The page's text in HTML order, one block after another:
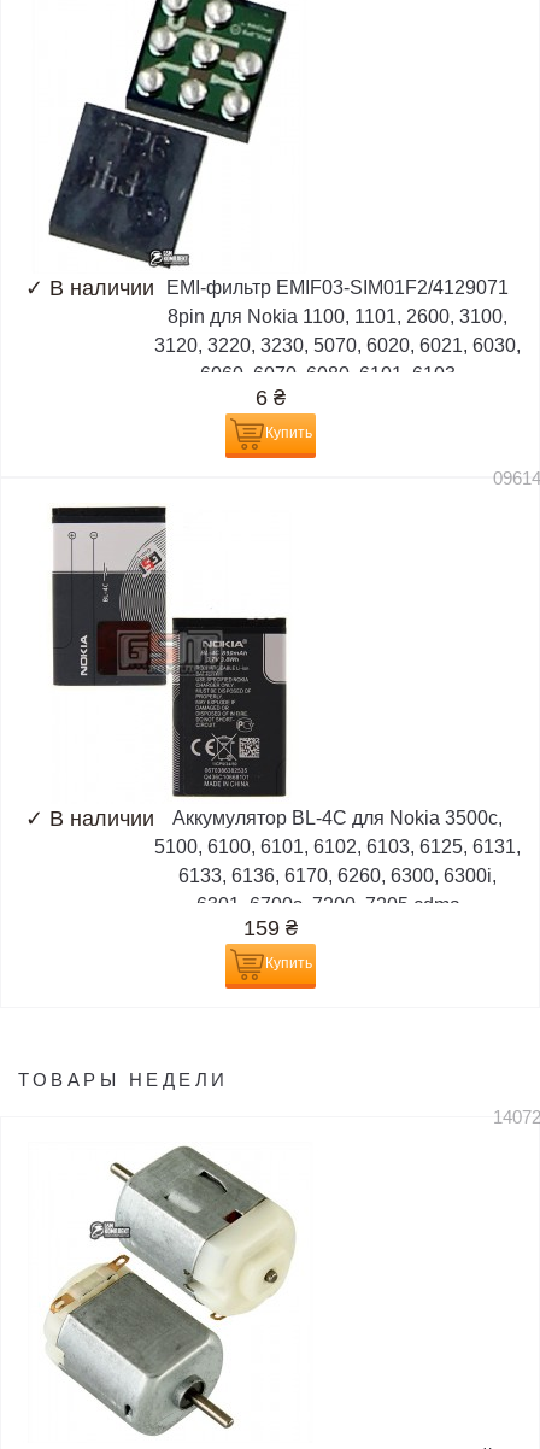
✓ В наличии
EMI-фильтр EMIF03-SIM01F2/4129071
8pin для Nokia 1100, 1101, 2600, 3100,
3120, 3220, 3230, 5070, 6020, 6021, 6030,
6060, 6070, 6080, 6101, 6103,...
6 ₴
Купить
✓ В наличии
Аккумулятор BL-4C для Nokia 3500c,
5100, 6100, 6101, 6102, 6103, 6125, 6131,
6133, 6136, 6170, 6260, 6300, 6300i,
6301, 6700s, 7200, 7205 cdma,...
159 ₴
Купить
ТОВАРЫ НЕДЕЛИ